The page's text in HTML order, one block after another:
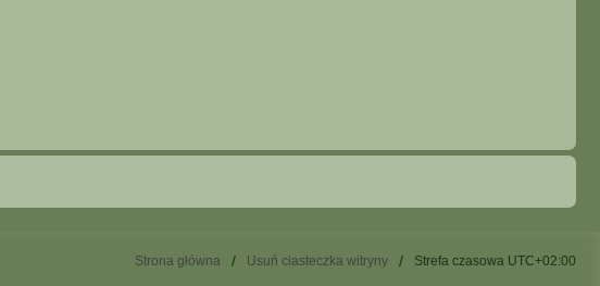
Strona główna Usuń ciasteczka witryny Strefa czasowa UTC+02:00